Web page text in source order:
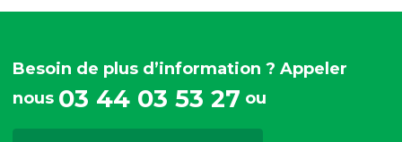
Besoin de plus d’information ? Appeler
nous 03 44 03 53 27 ou